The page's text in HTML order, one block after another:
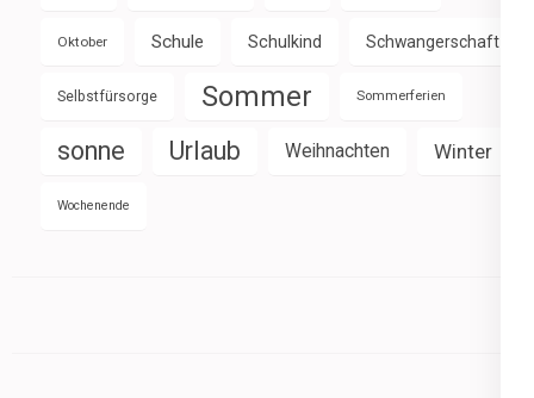
Oktober Schule Schulkind Schwangerschaft
Selbstfürsorge Sommer Sommerferien
sonne Urlaub Weihnachten Winter
Wochenende